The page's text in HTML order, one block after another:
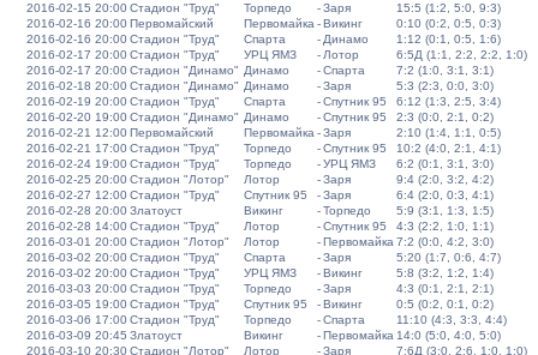
2016-02-15 20:00Стадион "Труд" Торпедо -Заря
15:5 (1:2, 5:0, 9:3)
2016-02-16 20:00Первомайский Первомайка -Викинг
0:10 (0:2, 0:5, 0:3)
2016-02-16 20:00Стадион "Труд" Спарта - Динамо
1:12 (0:1, 0:5, 1:6)
2016-02-17 20:00Стадион "Труд" УРЦ ЯМЗ - Лотор
6:5Д (1:1, 2:2, 2:2, 1:0)
2016-02-17 20:00Стадион "Динамо" Динамо -Спарта
7:2 (1:0, 3:1, 3:1)
2016-02-18 20:00Стадион "Динамо" Динамо -Заря
5:3 (2:3, 0:0, 3:0)
2016-02-19 20:00Стадион "Труд" Спарта -Спутник 95
6:12 (1:3, 2:5, 3:4)
2016-02-20 19:00Стадион "Динамо" Динамо -Спутник 95
2:3 (0:0, 2:1, 0:2)
2016-02-21 12:00Первомайский Первомайка -Заря
2:10 (1:4, 1:1, 0:5)
2016-02-21 17:00Стадион "Труд" Торпедо -Спутник 95
10:2 (4:0, 2:1, 4:1)
2016-02-24 19:00Стадион "Труд" Торпедо -УРЦ ЯМЗ
6:2 (0:1, 3:1, 3:0)
2016-02-25 20:00Стадион "Лотор" Лотор -Заря
9:4 (2:0, 3:2, 4:2)
2016-02-27 12:00Стадион "Труд" Спутник 95 -Заря
6:4 (2:0, 0:3, 4:1)
2016-02-28 20:00Златоуст Викинг -Торпедо
5:9 (3:1, 1:3, 1:5)
2016-02-28 14:00Стадион "Труд" Лотор -Спутник 95
4:3 (2:2, 1:0, 1:1)
2016-03-01 20:00Стадион "Лотор" Лотор -Первомайка 7:2 (0:0, 4:2, 3:0)
2016-03-02 20:00Стадион "Труд" Спарта -Заря
5:20 (1:7, 0:6, 4:7)
2016-03-02 20:00Стадион "Труд" УРЦ ЯМЗ -Викинг
5:8 (3:2, 1:2, 1:4)
2016-03-03 20:00Стадион "Труд" Торпедо -Заря
4:3 (0:1, 2:1, 2:1)
2016-03-05 19:00Стадион "Труд" Спутник 95 -Викинг
0:5 (0:2, 0:1, 0:2)
2016-03-06 17:00Стадион "Труд" Торпедо -Спарта
11:10 (4:3, 3:3, 4:4)
2016-03-09 20:45 Златоуст Викинг -Первомайка 14:0 (5:0, 4:0, 5:0)
2016-03-10 20:30Стадион "Лотор" Лотор -Заря
7:6Д (3:0, 2:6, 1:0, 1:0)